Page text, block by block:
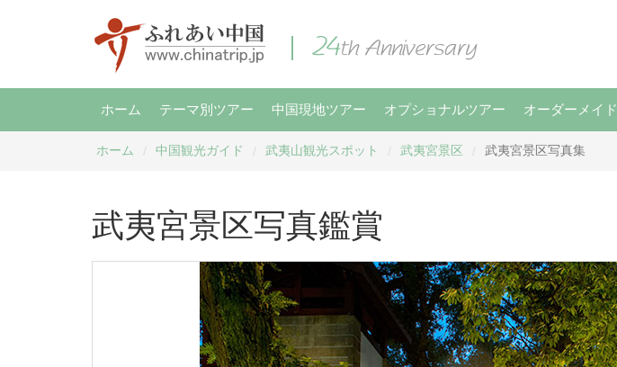
ホーム テーマ別ツアー 中国現地ツアー オプショナルツアー オーダーメイド
ホーム 中国観光ガイド 武夷山観光スポット 武夷宮景区 武夷宮景区写真集
武夷宮景区写真鑑賞